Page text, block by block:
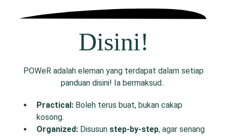
Disini!
POWeR adalah eleman yang terdapat dalam setiap
panduan disini! Ia bermaksud..
Practical: Boleh terus buat, bukan cakap
kosong.
Organized: Disusun step-by-step, agar senang